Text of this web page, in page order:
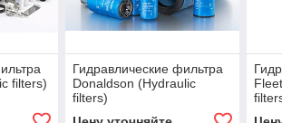
filters)
Гидравлические фильтра
Donaldson (Hydraulic
filters)